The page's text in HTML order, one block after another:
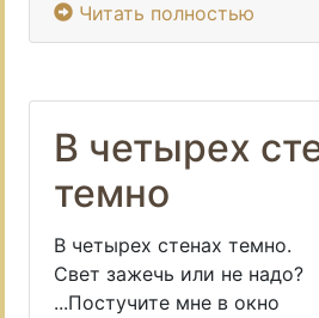
Читать полностью
В четырех
темно
В четырех стенах темно.
Свет зажечь или не надо?
...Постучите мне в окно